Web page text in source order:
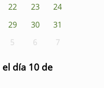
22 23
24
29 30
31
5 6 7
día 10 de